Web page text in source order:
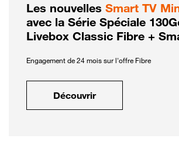
Les nouvelles Smart TV
avec la Série Spéciale
Livebox Classic Fibre +
Engagement de 24 mois sur l'offre Fibre
Découvrir